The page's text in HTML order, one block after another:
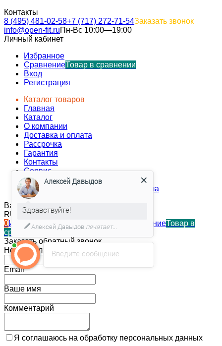
Контакты
8 (495) 481-02-58+7 (717) 272-71-54Заказать звонок
info@open-fit.ruПн-Вс 10:00—19:00
Личный кабинет
Избранное
СравнениеТовар в сравнении
Вход
Регистрация
Каталог товаров
Главная
Каталог
О компании
Доставка и оплата
Рассрочка
Гарантия
Контакты
Сервис
Блог
Тренажеры для фитнес клуба и зала
Валюта:
RUB
KZT
0Избранное Товар в избранном СравнениеТовар в
сравнении
Корзина
Заказать обратный звонок
Номер телефона*
Email
Ваше имя
Комментарий
Я соглашаюсь на обработку персональных данных
Введите сообщение
Алексей Давыдов
Здравствуйте!
Алексей Давыдов печатает...